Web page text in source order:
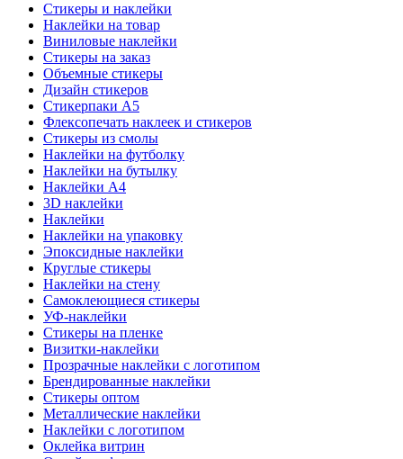
Стикеры и наклейки
Наклейки на товар
Виниловые наклейки
Стикеры на заказ
Объемные стикеры
Дизайн стикеров
Стикерпаки А5
Флексопечать наклеек и стикеров
Стикеры из смолы
Наклейки на футболку
Наклейки на бутылку
Наклейки А4
3D наклейки
Наклейки
Наклейки на упаковку
Эпоксидные наклейки
Круглые стикеры
Наклейки на стену
Самоклеющиеся стикеры
УФ-наклейки
Стикеры на пленке
Визитки-наклейки
Прозрачные наклейки с логотипом
Брендированные наклейки
Стикеры оптом
Металлические наклейки
Наклейки с логотипом
Оклейка витрин